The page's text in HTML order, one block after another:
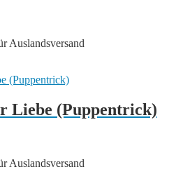
Auslandsversand
Liebe (Puppentrick)
Auslandsversand